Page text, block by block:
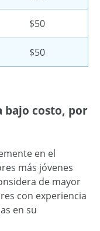
$50
$50
bajo costo, por
en el
más jóvenes
de mayor
con experiencia
en su